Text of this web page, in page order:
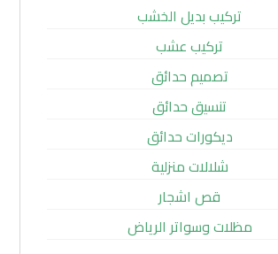
تركيب بديل الخشب
تركيب عشب
تصميم حدائق
تنسيق حدائق
ديكورات حدائق
شلالات منزلية
قص اشجار
مظلات وسواتر الرياض